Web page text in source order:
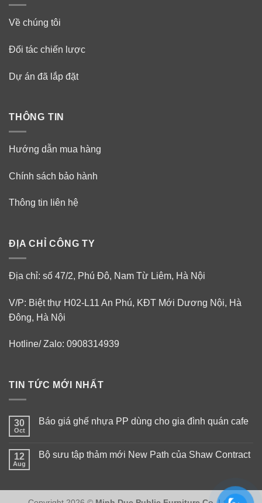
Về chúng tôi
Đối tác chiến lược
Dự án đã lắp đặt
THÔNG TIN
Hướng dẫn mua hàng
Chính sách bảo hành
Thông tin liên hệ
ĐỊA CHỈ CÔNG TY
Địa chỉ: số 47/2, Phú Đô, Nam Từ Liêm, Hà Nội
V/P: Biệt thự H02-L11 An Phú, KĐT Mới Dương Nội, Hà
Đông, Hà Nội
Hotline/ Zalo: 0908314939
TIN TỨC MỚI NHẤT
30
Oct
Báo giá ghế nhựa PP dùng cho gia đình quán cafe
Báo
cho
12
Aug
Bộ sưu tập thảm mới New Path của Shaw Contract
Bộ